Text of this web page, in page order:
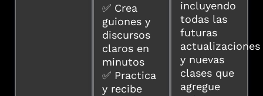
✅ Crea
guiones y
discursos
claros en
minutos
✅ Practica
y recibe
incluyendo
todas las
futuras
actualizaciones
y nuevas
clases que
agregue